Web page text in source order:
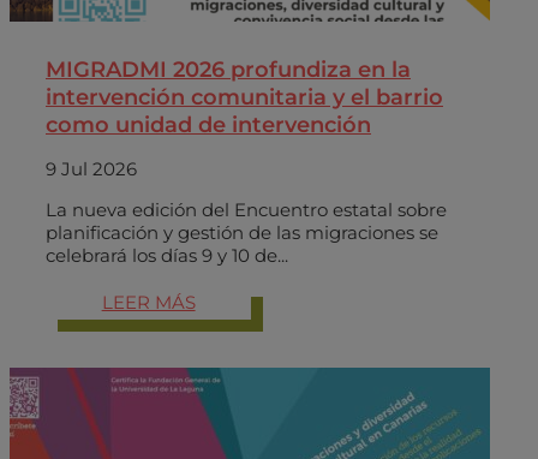
MIGRADMI 2026 profundiza en la
intervención comunitaria y el barrio
como unidad de intervención
9 Jul 2026
La nueva edición del Encuentro estatal sobre
planificación y gestión de las migraciones se
celebrará los días 9 y 10 de...
LEER MÁS